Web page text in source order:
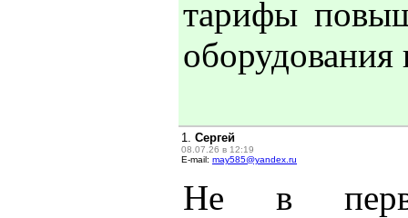
тарифы
оборудования
1. Сергей
08.07.26 в 12:19
E-mail: may585@yandex.ru
Не в